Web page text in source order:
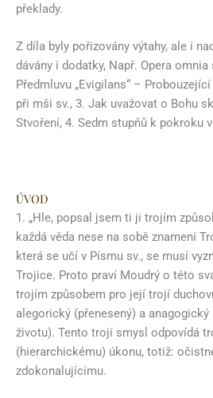
překlady.
Z díla byly pořizovány výtahy, ale i
dávány i dodatky, Např. Opera
Předmluvu „Evigilans“ –
při mši sv., 3. Jak uvažovat o Bohu
Stvoření, 4. Sedm stupňů k pokroku
ÚVOD
1. „Hle, popsal jsem ti ji trojím
každá věda nese na sobě znamení
která se učí v Písmu sv., se musí
Trojice. Proto praví Moudrý o této
trojím způsobem pro její trojí
alegorický (přenesený) a
životu). Tento trojí smysl odpovídá
(hierarchickému) úkonu, totiž:
zdokonalujícímu.